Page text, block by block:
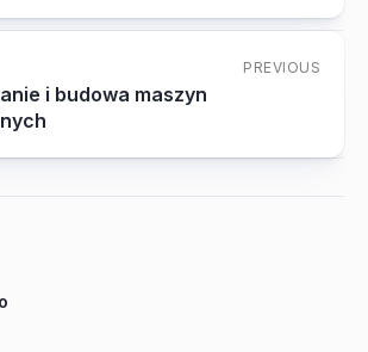
PREVIOUS
i budowa maszyn